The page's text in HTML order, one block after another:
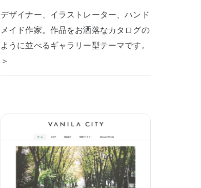
デザイナー、イラストレーター、ハンド
メイド作家。作品をお洒落なカタログの
ように並べるギャラリー型テーマです。
＞